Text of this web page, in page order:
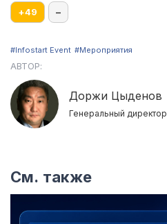
+49 –
#Infostart Event #Мероприятия
АВТОР:
Доржи Цыденов
Генеральный директор
См. также